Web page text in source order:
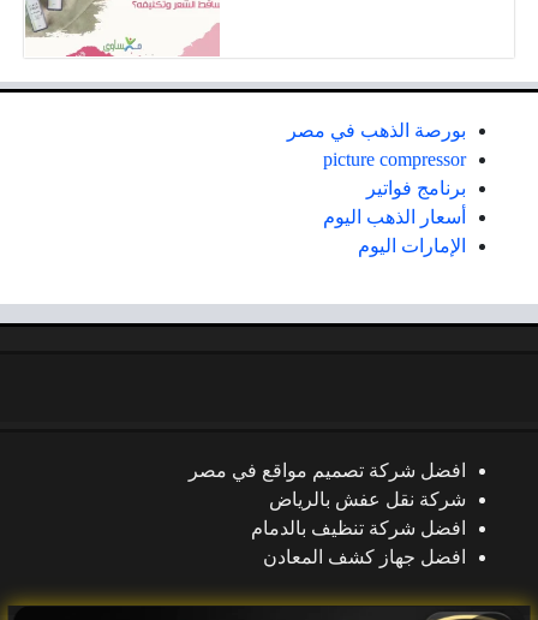
بورصة الذهب في مصر
picture compressor
برنامج فواتير
أسعار الذهب اليوم
الإمارات اليوم
افضل شركة تصميم مواقع في مصر
شركة نقل عفش بالرياض
افضل شركة تنظيف بالدمام
افضل جهاز كشف المعادن